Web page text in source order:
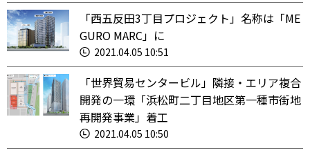
「西五反田3丁目プロジェクト」名称は「ME
GURO MARC」に
2021.04.05 10:51
「世界貿易センタービル」隣接・エリア複合
開発の一環「浜松町二丁目地区第一種市街地
再開発事業」着工
2021.04.05 10:50